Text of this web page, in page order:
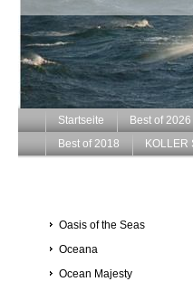
Startseite Best of 2026
Best of 2018
KOLLER
Oasis of the Seas
Oceana
Ocean Majesty